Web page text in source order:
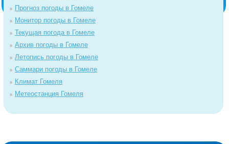
Прогноз погоды в Гомеле
Монитор погоды в Гомеле
Текущая погода в Гомеле
Архив погоды в Гомеле
Летопись погоды в Гомеле
Саммари погоды в Гомеле
Климат Гомеля
Метеостанция Гомеля